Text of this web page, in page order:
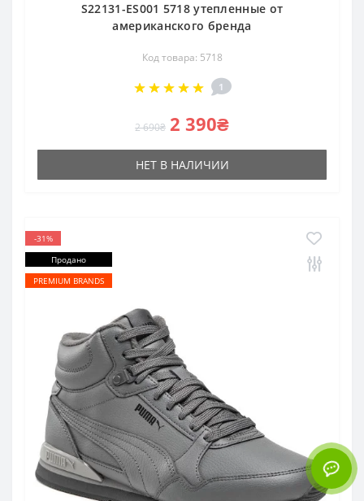
S22131-ES001 5718 утепленные от
американского бренда
Код товара: 5718
1
2 690₴ 2 390₴
НЕТ В НАЛИЧИИ
-31%
Продано
PREMIUM BRANDS